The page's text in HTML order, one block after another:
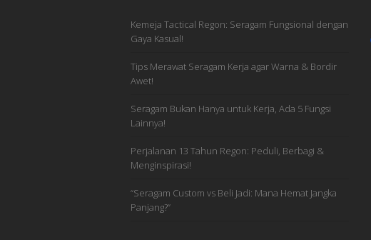
Kemeja Tactical Regon: Seragam Fungsional dengan
Gaya Kasual!
Tips Merawat Seragam Kerja agar Warna & Bordir
Awet!
Seragam Bukan Hanya untuk Kerja, Ada 5 Fungsi
Lainnya!
Perjalanan 13 Tahun Regon: Peduli, Berbagi &
Menginspirasi!
“Seragam Custom vs Beli Jadi: Mana Hemat Jangka
Panjang?”